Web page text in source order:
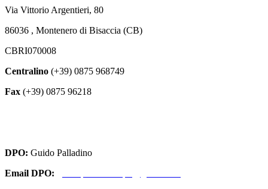
Via Vittorio Argentieri, 80
86036 , Montenero di Bisaccia (CB)
CBRI070008
Centralino (+39) 0875 968749
Fax (+39) 0875 96218
DPO: Guido Palladino
Email DPO: